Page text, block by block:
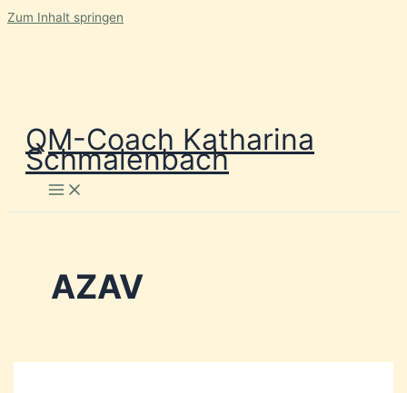
Zum Inhalt springen
QM-Coach Katharina
Schmalenbach
AZAV